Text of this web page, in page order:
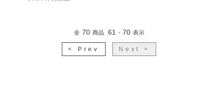
全 70 商品 61 - 70 表示
< Prev Next >